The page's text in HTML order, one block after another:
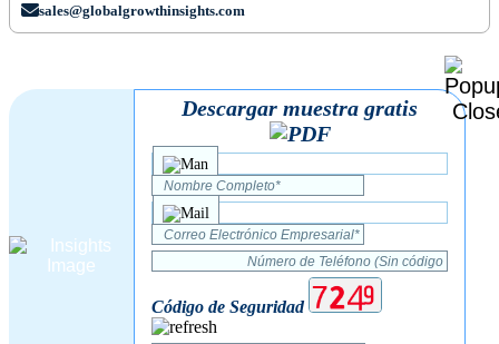
sales@globalgrowthinsights.com
Descargar muestra gratis
Código de Seguridad